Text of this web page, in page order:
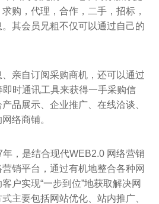
购，代理，合作，二手，招标，
其会员兄粗不仅可以通过自己的
亲自订阅采购商机，还可以通过
时通讯工具来获得一手采购信
品展示、企业推广、在线洽谈、
络商铺。
，是结合现代WEB2.0 网络营销
销平台，通过有机地整合各种网
户实现“一步到位”地获取解决网
主要包括网站优化、站内推广、